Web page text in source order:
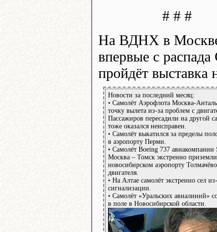
# # #
Новости за последний месяц:
• Самолёт Аэрофлота Москва-
точку вылета из-за проблем с
Пассажиров пересадили на другой
тоже оказался неисправен.
• Самолёт выкатился за пределы
в аэропорту Перми.
• Самолёт Boeing 737 авиакомпании
Москва – Томск экстренно
новосибирском аэропорту
двигателя.
• На Алтае самолёт экстренно сел
сигнализации.
• Самолёт «Уральских авиалиний»
в поле в Новосибирской области.
На ВДНХ в
впервые с
пройдёт выставка